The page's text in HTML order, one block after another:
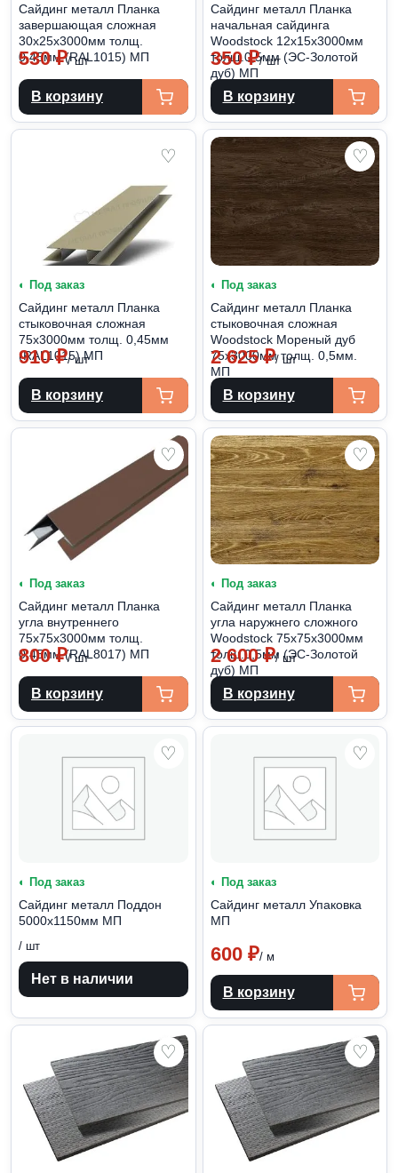
Сайдинг металл Планка
завершающая сложная
30х25х3000мм толщ.
0,45мм (RAL1015) МП
530₽/ шт
В корзину
Сайдинг металл Планка
начальная сайдинга
Woodstock 12х15х3000мм
толщ.0,5мм (ЭС-Золотой
дуб) МП
350₽/ шт
В корзину
♡
◐ Под заказ
Сайдинг металл Планка
стыковочная сложная
75х3000мм толщ. 0,45мм
(RAL1015) МП
910₽/ шт
В корзину
♡
◐ Под заказ
Сайдинг металл Планка
стыковочная сложная
Woodstock Мореный дуб
75х3000мм толщ. 0,5мм.
МП
2 625₽/ шт
В корзину
♡
◐ Под заказ
Сайдинг металл Планка
угла внутреннего
75х75х3000мм толщ.
0,45мм (RAL8017) МП
800₽/ шт
В корзину
♡
◐ Под заказ
Сайдинг металл Планка
угла наружнего сложного
Woodstock 75х75х3000мм
толщ.0,5мм (ЭС-Золотой
дуб) МП
2 600₽/ шт
В корзину
♡
◐ Под заказ
Сайдинг металл Поддон
5000х1150мм МП
/ шт
Нет в наличии
♡
◐ Под заказ
Сайдинг металл Упаковка
МП
600 ₽/ м
В корзину
♡ ♡